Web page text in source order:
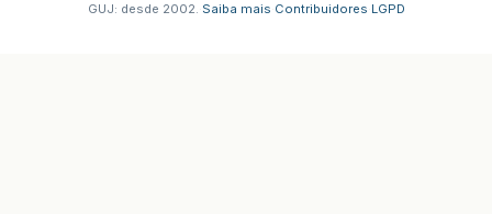
GUJ: desde 2002. Saiba mais Contribuidores LGPD